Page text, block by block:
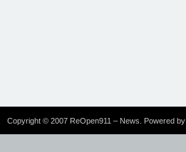
Copyright © 2007 ReOpen911 – News. Powered by